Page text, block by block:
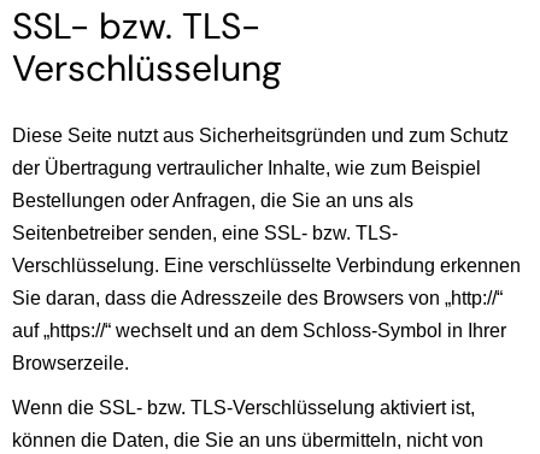
SSL- bzw. TLS-
Verschlüsselung
Diese Seite nutzt aus Sicherheitsgründen und zum Schutz
der Übertragung vertraulicher Inhalte, wie zum Beispiel
Bestellungen oder Anfragen, die Sie an uns als
Seitenbetreiber senden, eine SSL- bzw. TLS-
Verschlüsselung. Eine verschlüsselte Verbindung erkennen
Sie daran, dass die Adresszeile des Browsers von „http://“
auf „https://“ wechselt und an dem Schloss-Symbol in Ihrer
Browserzeile.
Wenn die SSL- bzw. TLS-Verschlüsselung aktiviert ist,
können die Daten, die Sie an uns übermitteln, nicht von